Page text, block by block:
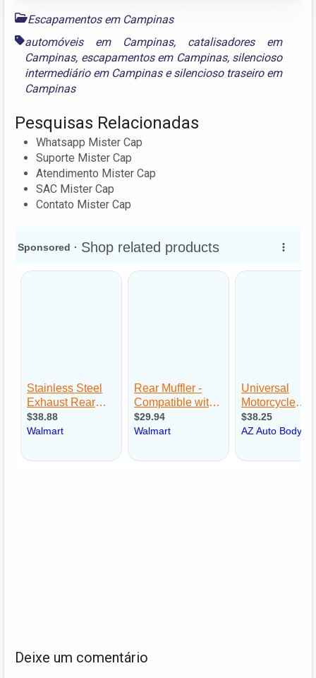
Escapamentos em Campinas
automóveis em Campinas, catalisadores em
Campinas, escapamentos em Campinas, silencioso
intermediário em Campinasesilencioso traseiro em
Campinas
Pesquisas Relacionadas
Whatsapp Mister Cap
Suporte Mister Cap
Atendimento Mister Cap
SAC Mister Cap
Contato Mister Cap
Deixe um comentário